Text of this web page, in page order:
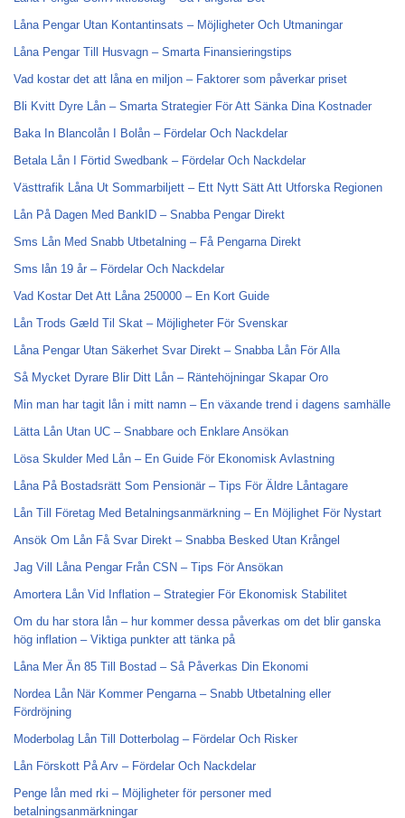
Låna Pengar Utan Kontantinsats – Möjligheter Och Utmaningar
Låna Pengar Till Husvagn – Smarta Finansieringstips
Vad kostar det att låna en miljon – Faktorer som påverkar priset
Bli Kvitt Dyre Lån – Smarta Strategier För Att Sänka Dina Kostnader
Baka In Blancolån I Bolån – Fördelar Och Nackdelar
Betala Lån I Förtid Swedbank – Fördelar Och Nackdelar
Västtrafik Låna Ut Sommarbiljett – Ett Nytt Sätt Att Utforska Regionen
Lån På Dagen Med BankID – Snabba Pengar Direkt
Sms Lån Med Snabb Utbetalning – Få Pengarna Direkt
Sms lån 19 år – Fördelar Och Nackdelar
Vad Kostar Det Att Låna 250000 – En Kort Guide
Lån Trods Gæld Til Skat – Möjligheter För Svenskar
Låna Pengar Utan Säkerhet Svar Direkt – Snabba Lån För Alla
Så Mycket Dyrare Blir Ditt Lån – Räntehöjningar Skapar Oro
Min man har tagit lån i mitt namn – En växande trend i dagens samhälle
Lätta Lån Utan UC – Snabbare och Enklare Ansökan
Lösa Skulder Med Lån – En Guide För Ekonomisk Avlastning
Låna På Bostadsrätt Som Pensionär – Tips För Äldre Låntagare
Lån Till Företag Med Betalningsanmärkning – En Möjlighet För Nystart
Ansök Om Lån Få Svar Direkt – Snabba Besked Utan Krångel
Jag Vill Låna Pengar Från CSN – Tips För Ansökan
Amortera Lån Vid Inflation – Strategier För Ekonomisk Stabilitet
Om du har stora lån – hur kommer dessa påverkas om det blir ganska
hög inflation – Viktiga punkter att tänka på
Låna Mer Än 85 Till Bostad – Så Påverkas Din Ekonomi
Nordea Lån När Kommer Pengarna – Snabb Utbetalning eller
Fördröjning
Moderbolag Lån Till Dotterbolag – Fördelar Och Risker
Lån Förskott På Arv – Fördelar Och Nackdelar
Penge lån med rki – Möjligheter för personer med
betalningsanmärkningar